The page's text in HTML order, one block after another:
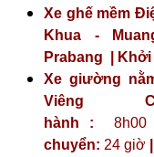
Xe ghế mềm
Khua -
Prabang | Khởi
Xe giường
hành : 8h00
chuyển: 24 giờ